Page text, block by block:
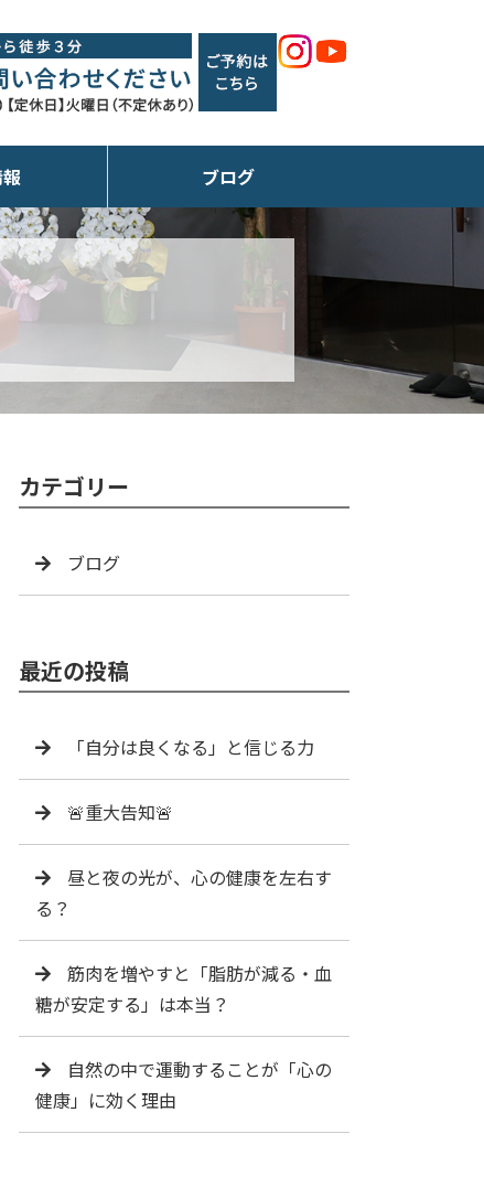
ブログ
カテゴリー
ブログ
最近の投稿
「自分は良くなる」と信じる力
🚨重大告知🚨
昼と夜の光が、心の健康を左右す
る？
筋肉を増やすと「脂肪が減る・血
糖が安定する」は本当？
自然の中で運動することが「心の
健康」に効く理由